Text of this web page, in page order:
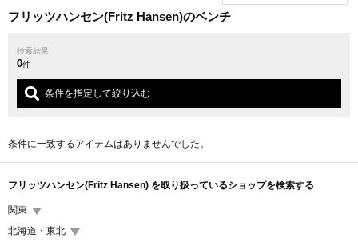
フリッツハンセン(Fritz Hansen)のベンチ
検索結果
0件
条件を指定して絞り込む
条件に一致するアイテムはありませんでした。
フリッツハンセン(Fritz Hansen) を取り扱っているショップを検索する
関東
北海道・東北